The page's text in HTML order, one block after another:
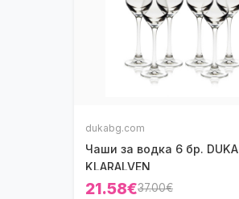
dukabg.com
Чаши за водка 6 бр. DUKA
KLARALVEN
21.58€37.00€